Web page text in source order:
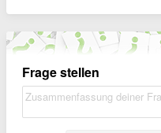
Frage stellen